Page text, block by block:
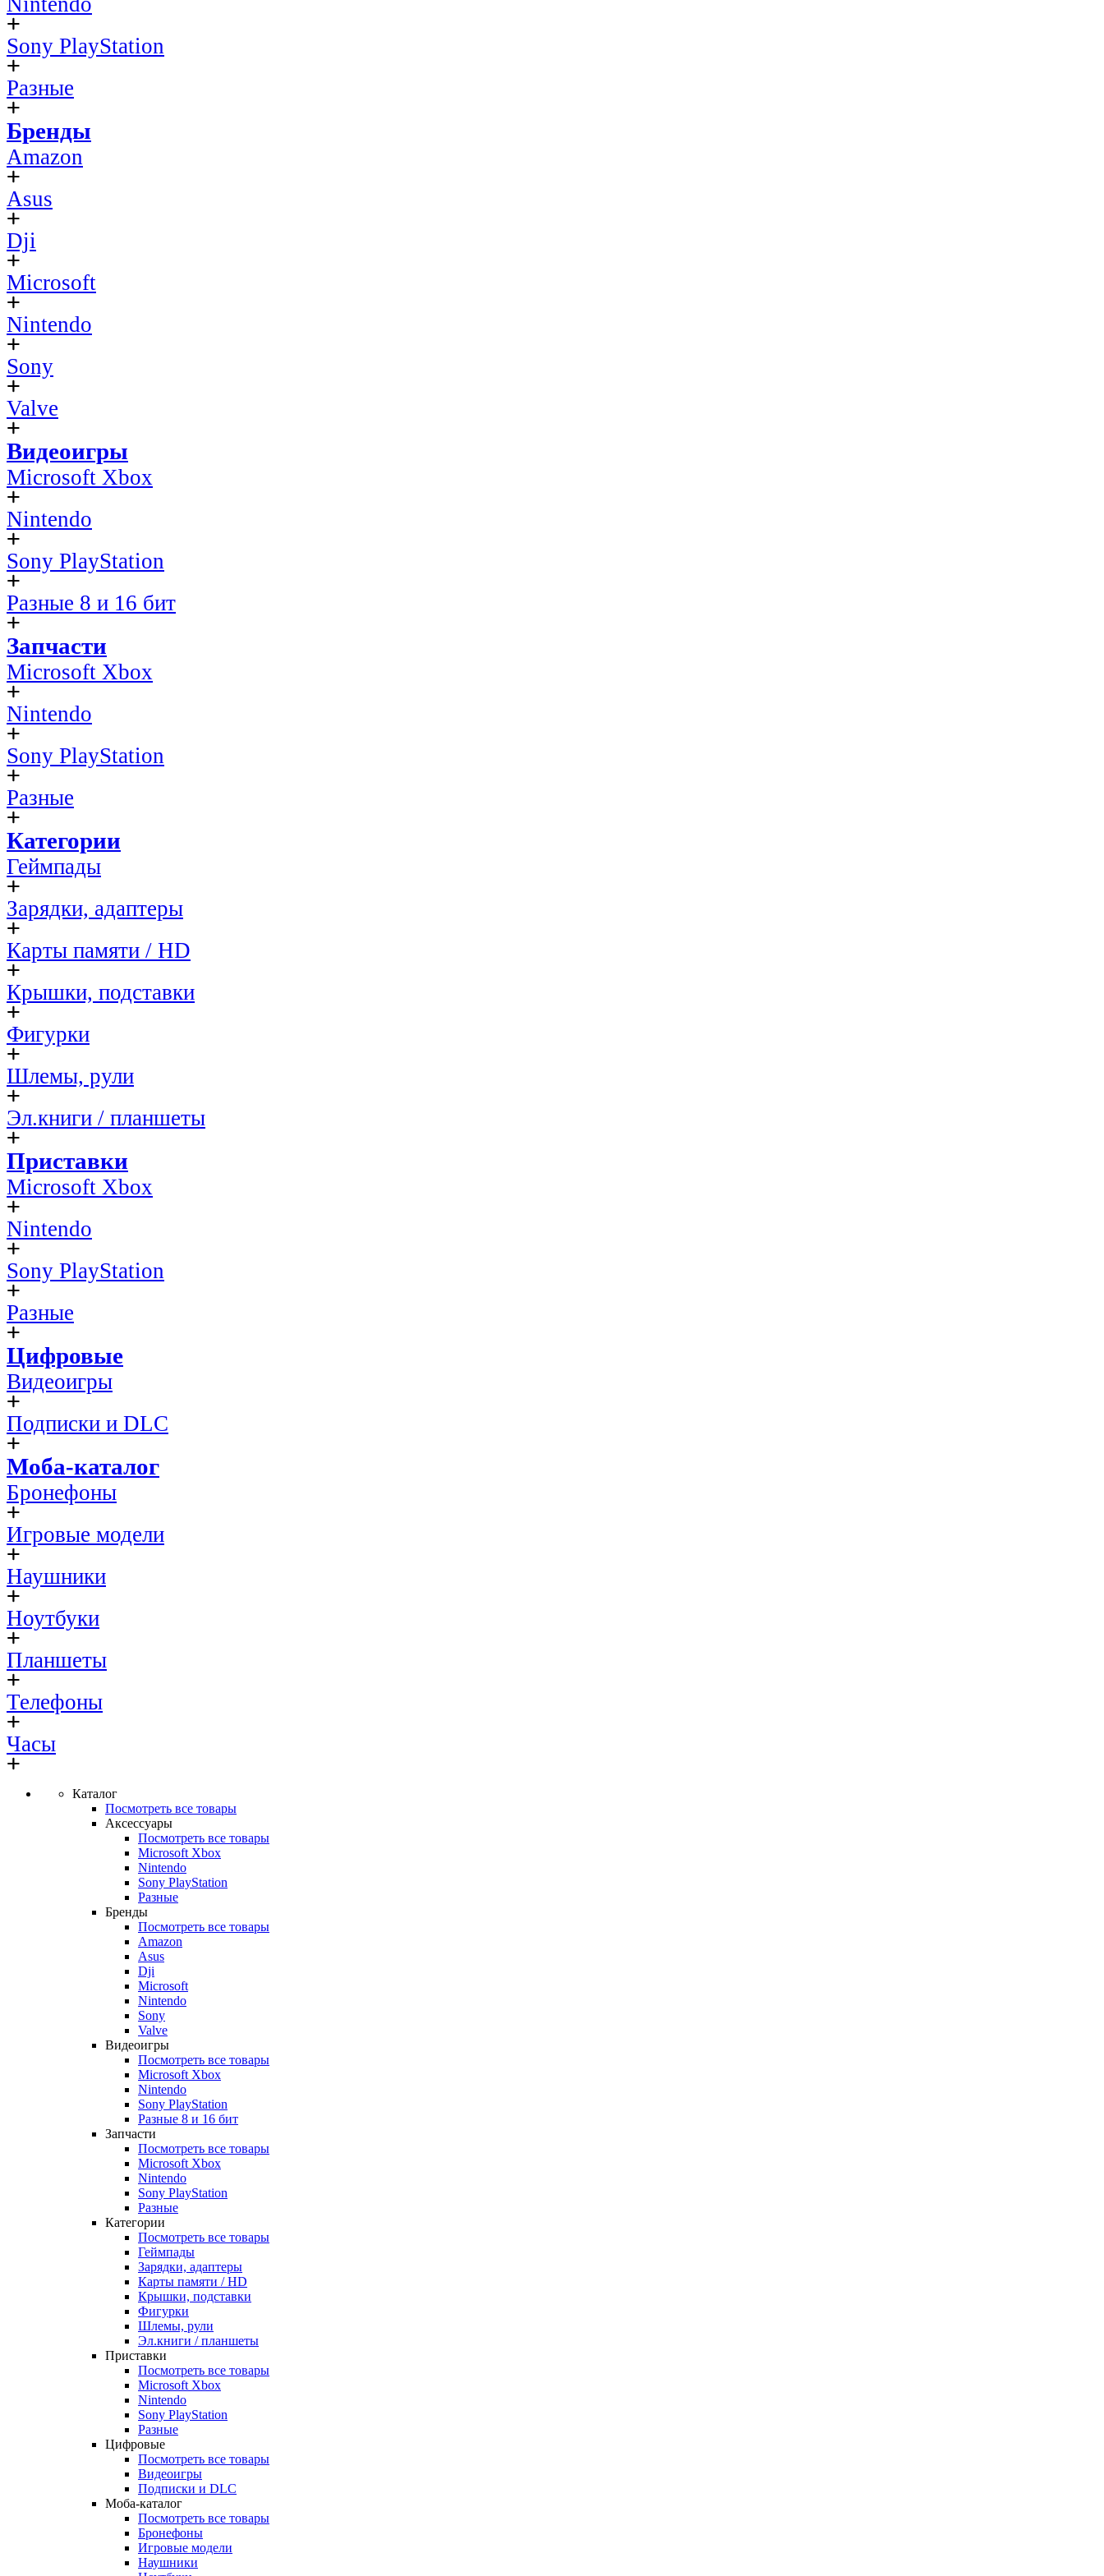
Sony PlayStation
Разные
Бренды
Amazon
Asus
Dji
Microsoft
Nintendo
Sony
Valve
Видеоигры
Microsoft Xbox
Nintendo
Sony PlayStation
Разные 8 и 16 бит
Запчасти
Microsoft Xbox
Nintendo
Sony PlayStation
Разные
Категории
Геймпады
Зарядки, адаптеры
Карты памяти / HD
Крышки, подставки
Фигурки
Шлемы, рули
Эл.книги / планшеты
Приставки
Microsoft Xbox
Nintendo
Sony PlayStation
Разные
Цифровые
Видеоигры
Подписки и DLC
Моба-каталог
Бронефоны
Игровые модели
Наушники
Ноутбуки
Планшеты
Телефоны
Часы
Каталог
Посмотреть все товары
Аксессуары
Посмотреть все товары
Microsoft Xbox
Nintendo
Sony PlayStation
Разные
Бренды
Посмотреть все товары
Amazon
Asus
Dji
Microsoft
Nintendo
Sony
Valve
Видеоигры
Посмотреть все товары
Microsoft Xbox
Nintendo
Sony PlayStation
Разные 8 и 16 бит
Запчасти
Посмотреть все товары
Microsoft Xbox
Nintendo
Sony PlayStation
Разные
Категории
Посмотреть все товары
Геймпады
Зарядки, адаптеры
Карты памяти / HD
Крышки, подставки
Фигурки
Шлемы, рули
Эл.книги / планшеты
Приставки
Посмотреть все товары
Microsoft Xbox
Nintendo
Sony PlayStation
Разные
Цифровые
Посмотреть все товары
Видеоигры
Подписки и DLC
Моба-каталог
Посмотреть все товары
Бронефоны
Игровые модели
Наушники